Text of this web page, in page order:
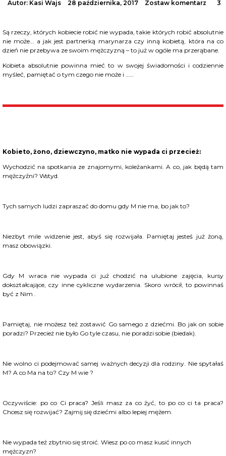
Autor: Kasi Wajs 28 października, 2017 Zostaw komentarz 3
Są rzeczy, których kobiecie robić nie wypada, takie których robić absolutnie
nie może… a jak jest partnerką marynarza czy inną kobietą, która na co
dzień nie przebywa ze swoim mężczyzną – to już w ogóle ma przerąbane.
Kobieta absolutnie powinna mieć to w swojej świadomości i codziennie
myśleć, pamiętać o tym czego nie może i ……
Kobieto, żono, dziewczyno, matko nie wypada ci przecież:
Wychodzić na spotkania ze znajomymi, koleżankami. A co, jak będą tam
mężczyźni? Wstyd.
Tych samych ludzi zapraszać do domu gdy M nie ma, bo jak to?
Niezbyt mile widzenie jest, abyś się rozwijała. Pamiętaj jesteś już żoną,
masz obowiązki.
Gdy M wraca nie wypada ci już chodzić na ulubione zajęcia, kursy
dokształcające, czy inne cykliczne wydarzenia. Skoro wrócił, to powinnaś
być z Nim .
Pamiętaj, nie możesz też zostawić Go samego z dziećmi. Bo jak on sobie
poradzi? Przecież nie było Go tyle czasu, nie poradzi sobie (biedak).
Nie wolno ci podejmować samej ważnych decyzji dla rodziny. Nie spytałaś
M? A co Ma na to? Czy M wie ?
Oczywiście: po co Ci praca? Jeśli masz za co żyć, to po co ci ta praca?
Chcesz się rozwijać? Zajmij się dziećmi albo lepiej mężem.
Nie wypada też zbytnio się stroić. Wiesz po co masz kusić innych
mężczyzn?